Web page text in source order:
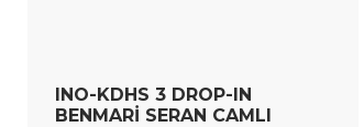
INO-KDHS 3 DROP-IN
BENMARİ SERAN CAMLI